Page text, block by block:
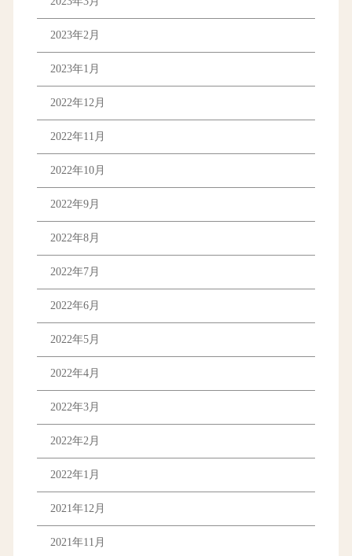
2023年2月
2023年1月
2022年12月
2022年11月
2022年10月
2022年9月
2022年8月
2022年7月
2022年6月
2022年5月
2022年4月
2022年3月
2022年2月
2022年1月
2021年12月
2021年11月